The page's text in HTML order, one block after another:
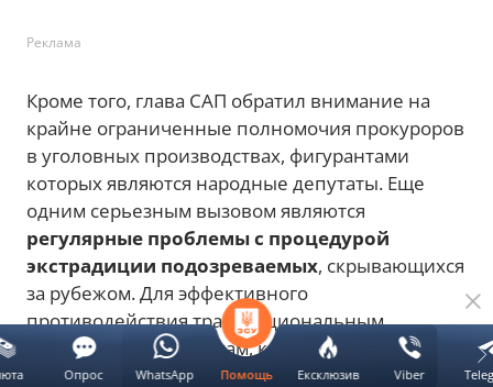
Реклама
Кроме того, глава САП обратил внимание на
крайне ограниченные полномочия прокуроров
в уголовных производствах, фигурантами
которых являются народные депутаты. Еще
одним серьезным вызовом являются
регулярные проблемы с процедурой
экстрадиции подозреваемых, скрывающихся
за рубежом. Для эффективного
противодействия транснациональным
коррупционным схемам, как подчеркнул
Клименко, украинскимправоохранителям
Помощь Ексклюзив Viber
Опрос WhatsApp